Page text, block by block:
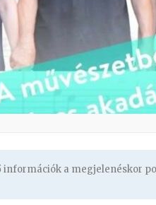
információk a megjelenéskor